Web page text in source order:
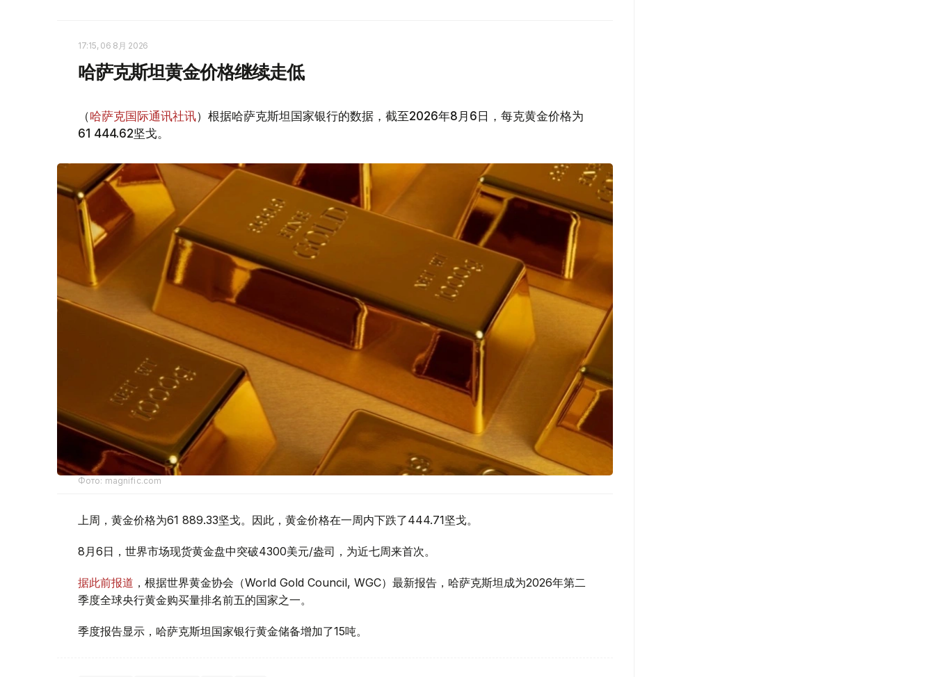
17:15, 06 8月 2026
哈萨克斯坦黄金价格继续走低
（哈萨克国际通讯社讯）根据哈萨克斯坦国家银行的数据，截至2026年8月6日，每克黄金价格为
61 444.62坚戈。
Фото: magnific.com
上周，黄金价格为61 889.33坚戈。因此，黄金价格在一周内下跌了444.71坚戈。
8月6日，世界市场现货黄金盘中突破4300美元/盎司，为近七周来首次。
据此前报道 ，根据世界黄金协会（World Gold Council, WGC）最新报告，哈萨克斯坦成为2026年第二
季度全球央行黄金购买量排名前五的国家之一。
季度报告显示，哈萨克斯坦国家银行黄金储备增加了15吨。